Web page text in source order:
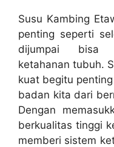
Susu Kambing
penting seperti
dijumpai bisa
ketahanan tubuh.
kuat begitu
badan kita dari
Dengan
berkualitas tinggi
memberi sistem